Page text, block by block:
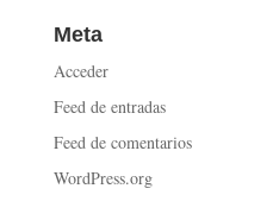
Meta
Acceder
Feed de entradas
Feed de comentarios
WordPress.org